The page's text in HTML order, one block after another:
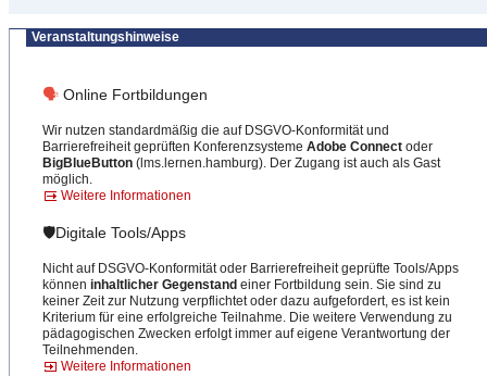
Veranstaltungshinweise
🗣 Online Fortbildungen
Wir nutzen standardmäßig die auf DSGVO-Konformität und
Barrierefreiheit geprüften Konferenzsysteme Adobe Connect oder
BigBlueButton (lms.lernen.hamburg). Der Zugang ist auch als Gast
möglich.
Weitere Informationen
🛡️Digitale Tools/Apps
Nicht auf DSGVO-Konformität oder Barrierefreiheit geprüfte Tools/Apps
können inhaltlicher Gegenstand einer Fortbildung sein. Sie sind zu
keiner Zeit zur Nutzung verpflichtet oder dazu aufgefordert, es ist kein
Kriterium für eine erfolgreiche Teilnahme. Die weitere Verwendung zu
pädagogischen Zwecken erfolgt immer auf eigene Verantwortung der
Teilnehmenden.
Weitere Informationen